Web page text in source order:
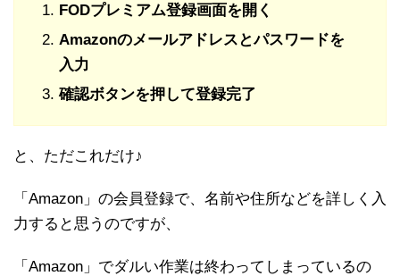
FODプレミアム登録画面を開く
Amazonのメールアドレスとパスワードを
入力
確認ボタンを押して登録完了
と、ただこれだけ♪
「Amazon」の会員登録で、名前や住所などを詳しく入
力すると思うのですが、
「Amazon」でダルい作業は終わってしまっているの